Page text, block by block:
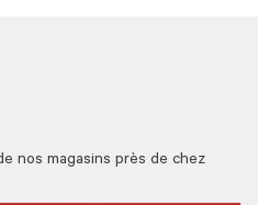
nos magasins près de chez